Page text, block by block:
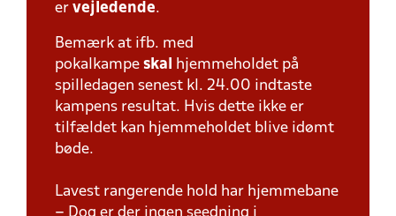
er vejledende.
Bemærk at ifb. med
pokalkampe skal
hjemmeholdet på
spilledagen senest kl. 24.00 indtaste
kampens resultat. Hvis dette ikke er
tilfældet kan hjemmeholdet blive idømt
bøde.
Lavest rangerende hold har hjemmebane
– Dog er der ingen seedning i